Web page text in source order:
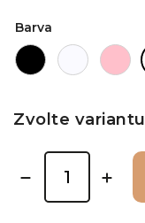
Barva
Zvolte variantu